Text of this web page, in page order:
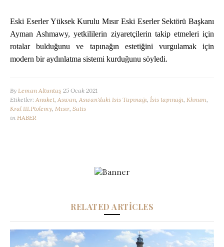
Eski Eserler Yüksek Kurulu Mısır Eski Eserler Sektörü Başkanı
Ayman Ashmawy, yetkililerin ziyaretçilerin takip etmeleri için
rotalar bulduğunu ve tapınağın estetiğini vurgulamak için
modern bir aydınlatma sistemi kurduğunu söyledi.
By Leman Altuntaş 25 Ocak 2021
Etiketler: Anuket Aswan Aswan'daki Isis Tapınağı İsis tapınağı Khnum
Kral III.Ptolemy Mısır, Satis
in HABER
RELATED ARTICLES